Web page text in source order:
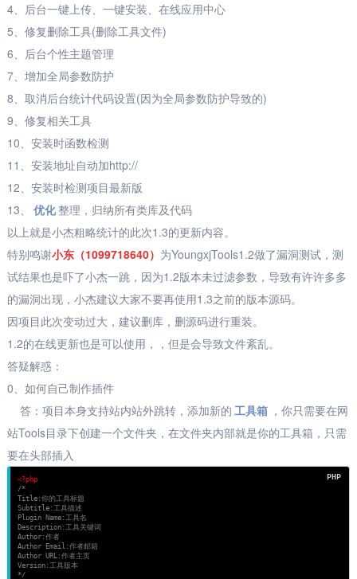
4、后台一键上传、一键安装、在线应用中心
5、修复删除工具(删除工具文件)
6、后台个性主题管理
7、增加全局参数防护
8、取消后台统计代码设置(因为全局参数防护导致的)
9、修复相关工具
10、安装时函数检测
11、安装地址自动加http://
12、安装时检测项目最新版
13、
优化整理，归纳所有类库及代码
以上就是小杰粗略统计的此次1.3的更新内容。
特别鸣谢小东（1099718640） 为YoungxjTools1.2做了漏洞测试，测
试结果也是吓了小杰一跳，因为1.2版本未过滤参数，导致有许许多多
的漏洞出现，小杰建议大家不要再使用1.3之前的版本源码。
因项目此次变动过大，建议删库，删源码进行重装。
1.2的在线更新也是可以使用，，但是会导致文件紊乱。
答疑解惑：
0、如何自己制作插件
答：项目本身支持站内站外跳转，添加新的 工具箱 ，你只需要在网
站Tools目录下创建一个文件夹，在文件夹内部就是你的工具箱，只需
要在头部插入
<?php
/*
Title:你的工具标题
Subtitle:工具描述
Plugin Name:工具名
Description:工具关键词
Author:作者
Author Email:作者邮箱
Author URL:作者主页
Version:工具版本
*/